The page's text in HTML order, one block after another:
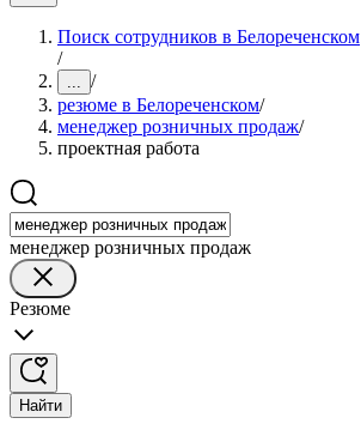
Поиск сотрудников в Белореченском
/
... /
резюме в Белореченском/
менеджер розничных продаж/
проектная работа
менеджер розничных продаж
Резюме
Найти